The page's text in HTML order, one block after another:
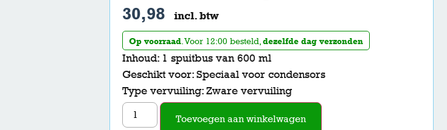
30,98
incl. btw
Op voorraad . Voor 12:00 besteld, dezelfde dag verzonden
Inhoud: 1 spuitbus van 600 ml
Geschikt voor: Speciaal voor condensors
Type vervuiling: Zware vervuiling
Toevoegen aan winkelwagen